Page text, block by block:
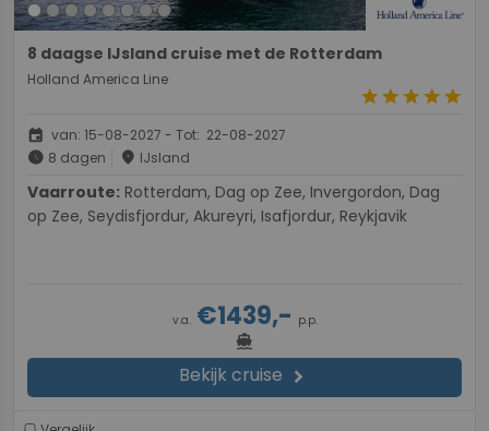
8 daagse IJsland cruise met de Rotterdam
Holland America Line
starstarstarstarstar
event van: 15-08-2027 - Tot: 22-08-2027
schedule 8 dagen place IJsland
Vaarroute:
op Zee, Seydisfjordur, Akureyri, Isafjordur, Reykjavik
v.a.€1439,- p.p.
directions_boat
Bekijk cruise chevron_right